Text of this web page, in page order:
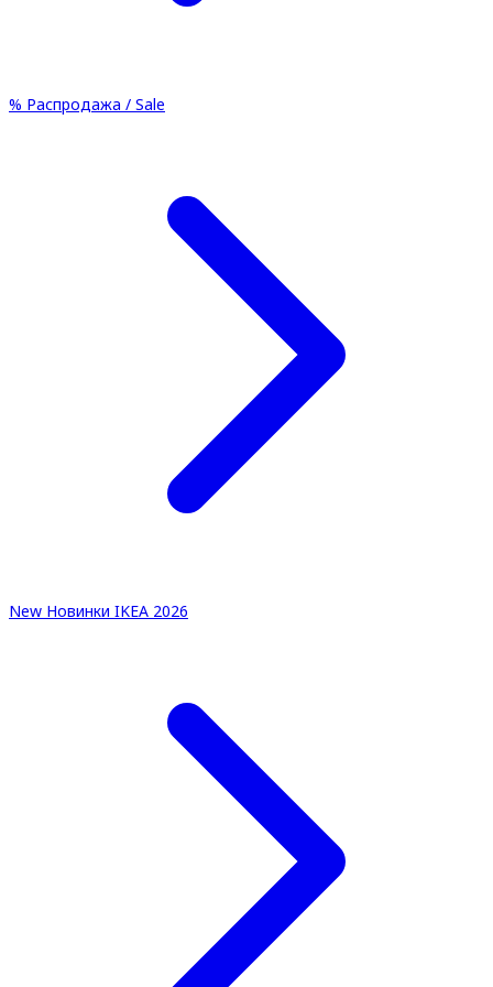
% Распродажа / Sale
New Новинки IKEA 2026